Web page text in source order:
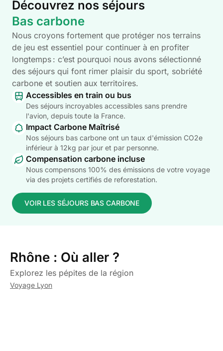
Découvrez nos séjours
Bas carbone
Nous croyons fortement que protéger nos terrains
de jeu est essentiel pour continuer à en profiter
longtemps : c’est pourquoi nous avons sélectionné
des séjours qui font rimer plaisir du sport, sobriété
carbone et soutien aux territoires.
Accessibles en train ou bus
Des séjours incroyables accessibles sans prendre
l'avion, depuis toute la France.
Impact Carbone Maîtrisé
Nos séjours bas carbone ont un taux d'émission CO2e
inférieur à 12kg par jour et par personne.
Compensation carbone incluse
Nous compensons 100% des émissions de votre voyage
via des projets certifiés de reforestation.
VOIR LES SÉJOURS BAS CARBONE
Rhône : Où aller ?
Explorez les pépites de la région
Voyage Lyon